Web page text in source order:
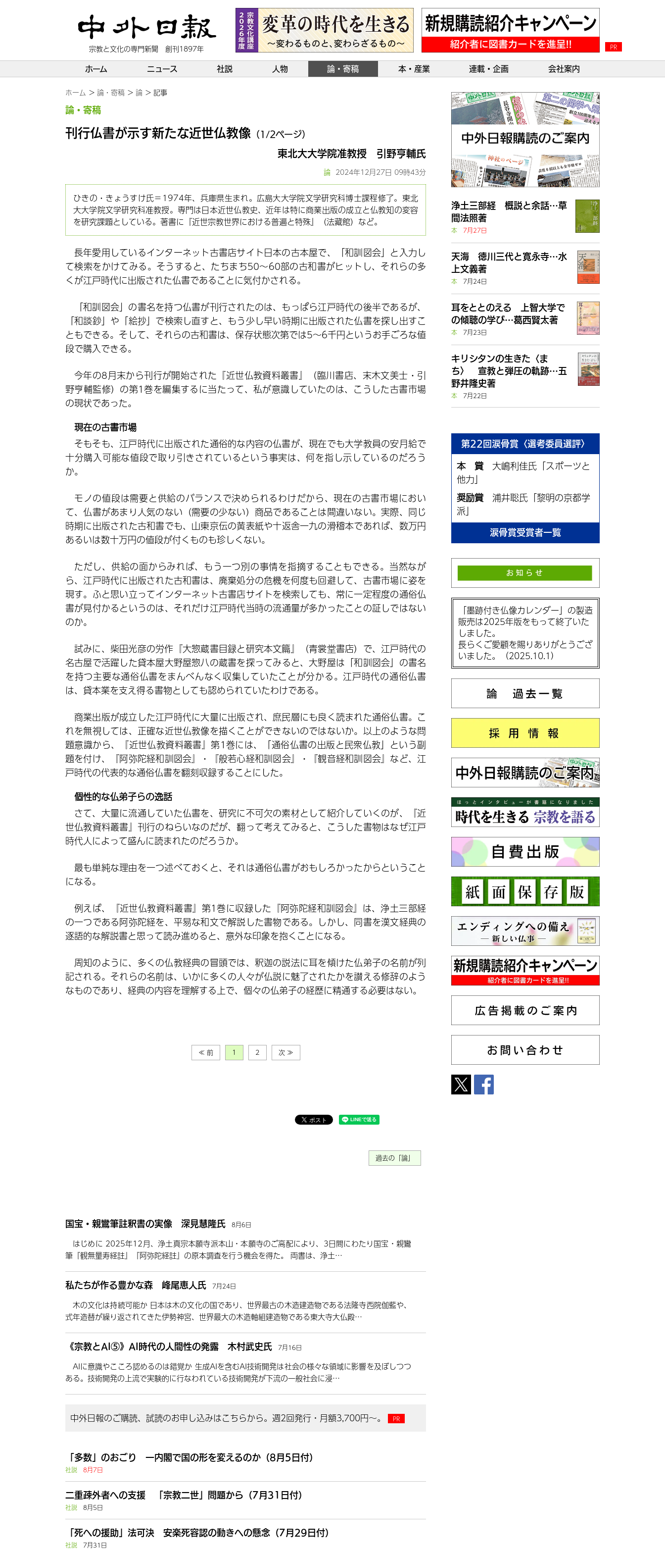
PR
宗教と文化の専門新聞 創刊1897年
ホーム ニュース 社説 人物 論・寄稿 本・産業 連載・企画 会社案内
ホーム 論・寄稿 論 記事
論・寄稿
刊行仏書が示す新たな近世仏教像 （1/2ページ）
東北大大学院准教授 引野亨輔氏
論 2024年12月27日 09時43分
ひきの・きょうすけ氏＝1974年、兵庫県生まれ。広島大大学院文学研究科博士課程修了。東北
大大学院文学研究科准教授。専門は日本近世仏教史、近年は特に商業出版の成立と仏教知の変容
を研究課題としている。著書に『近世宗教世界における普遍と特殊』（法藏館）など。
長年愛用しているインターネット古書店サイト日本の古本屋で、「和訓図会」と入力し
て検索をかけてみる。そうすると、たちまち50～60部の古和書がヒットし、それらの多
くが江戸時代に出版された仏書であることに気付かされる。
「和訓図会」の書名を持つ仏書が刊行されたのは、もっぱら江戸時代の後半であるが、
「和談鈔」や「絵抄」で検索し直すと、もう少し早い時期に出版された仏書を探し出すこ
ともできる。そして、それらの古和書は、保存状態次第では5～6千円というお手ごろな値
段で購入できる。
今年の8月末から刊行が開始された『近世仏教資料叢書』（臨川書店、末木文美士・引
野亨輔監修）の第1巻を編集するに当たって、私が意識していたのは、こうした古書市場
の現状であった。
現在の古書市場
そもそも、江戸時代に出版された通俗的な内容の仏書が、現在でも大学教員の安月給で
十分購入可能な値段で取り引きされているという事実は、何を指し示しているのだろう
か。
モノの値段は需要と供給のバランスで決められるわけだから、現在の古書市場におい
て、仏書があまり人気のない（需要の少ない）商品であることは間違いない。実際、同じ
時期に出版された古和書でも、山東京伝の黄表紙や十返舎一九の滑稽本であれば、数万円
あるいは数十万円の値段が付くものも珍しくない。
ただし、供給の面からみれば、もう一つ別の事情を指摘することもできる。当然なが
ら、江戸時代に出版された古和書は、廃棄処分の危機を何度も回避して、古書市場に姿を
現す。ふと思い立ってインターネット古書店サイトを検索しても、常に一定程度の通俗仏
書が見付かるというのは、それだけ江戸時代当時の流通量が多かったことの証しではない
のか。
試みに、柴田光彦の労作『大惣蔵書目録と研究本文篇』（青裳堂書店）で、江戸時代の
名古屋で活躍した貸本屋大野屋惣八の蔵書を探ってみると、大野屋は「和訓図会」の書名
を持つ主要な通俗仏書をまんべんなく収集していたことが分かる。江戸時代の通俗仏書
は、貸本業を支え得る書物としても認められていたわけである。
商業出版が成立した江戸時代に大量に出版され、庶民層にも良く読まれた通俗仏書。こ
れを無視しては、正確な近世仏教像を描くことができないのではないか。以上のような問
題意識から、『近世仏教資料叢書』第1巻には、「通俗仏書の出版と民衆仏教」という副
題を付け、『阿弥陀経和訓図会』・『般若心経和訓図会』・『観音経和訓図会』など、江
戸時代の代表的な通俗仏書を翻刻収録することにした。
個性的な仏弟子らの逸話
さて、大量に流通していた仏書を、研究に不可欠の素材として紹介していくのが、『近
世仏教資料叢書』刊行のねらいなのだが、翻って考えてみると、こうした書物はなぜ江戸
時代人によって盛んに読まれたのだろうか。
最も単純な理由を一つ述べておくと、それは通俗仏書がおもしろかったからということ
になる。
例えば、『近世仏教資料叢書』第1巻に収録した『阿弥陀経和訓図会』は、浄土三部経
の一つである阿弥陀経を、平易な和文で解説した書物である。しかし、同書を漢文経典の
逐語的な解説書と思って読み進めると、意外な印象を抱くことになる。
周知のように、多くの仏教経典の冒頭では、釈迦の説法に耳を傾けた仏弟子の名前が列
記される。それらの名前は、いかに多くの人々が仏説に魅了されたかを讃える修辞のよう
なものであり、経典の内容を理解する上で、個々の仏弟子の経歴に精通する必要はない。
≪ 前 1 2 次 ≫
過去の「論」
国宝・親鸞筆註釈書の実像 深見慧隆氏 8月6日
はじめに 2025年12月、浄土真宗本願寺派本山・本願寺のご高配により、3日間にわたり国宝・親鸞
筆『観無量寿経註』『阿弥陀経註』の原本調査を行う機会を得た。 両書は、浄土…
私たちが作る豊かな森 峰尾恵人氏 7月24日
木の文化は持続可能か 日本は木の文化の国であり、世界最古の木造建造物である法隆寺西院伽藍や、
式年造替が繰り返されてきた伊勢神宮、世界最大の木造軸組建造物である東大寺大仏殿…
《宗教とAI⑤》AI時代の人間性の発露 木村武史氏 7月16日
AIに意識やこころ認めるのは錯覚か 生成AIを含むAI技術開発は社会の様々な領域に影響を及ぼしつつ
ある。技術開発の上流で実験的に行なわれている技術開発が下流の一般社会に浸…
中外日報のご購読、試読のお申し込みはこちらから。週2回発行・月額3,700円～。
「多数」のおごり 一内閣で国の形を変えるのか（8月5日付）
社説
8月7日
二重疎外者への支援 「宗教二世」問題から（7月31日付）
社説
8月5日
「死への援助」法可決 安楽死容認の動きへの懸念（7月29日付）
社説
7月31日
浄土三部経 概説と余話…草
間法照著
本
7月27日
天海 徳川三代と寛永寺…水
上文義著
本
7月24日
耳をととのえる 上智大学で
の傾聴の学び…葛西賢太著
本
7月23日
キリシタンの生きた〈ま
ち〉 宣教と弾圧の軌跡…五
野井隆史著
本
7月22日
第22回涙骨賞〈選考委員選評〉
本 賞
大嶋利佳氏「スポーツと
他力」
奨励賞
浦井聡氏「黎明の京都学
派」
涙骨賞受賞者一覧
「墨跡付き仏像カレンダー」の製造
販売は2025年版をもって終了いた
しました。
長らくご愛顧を賜りありがとうござ
いました。（2025.10.1）